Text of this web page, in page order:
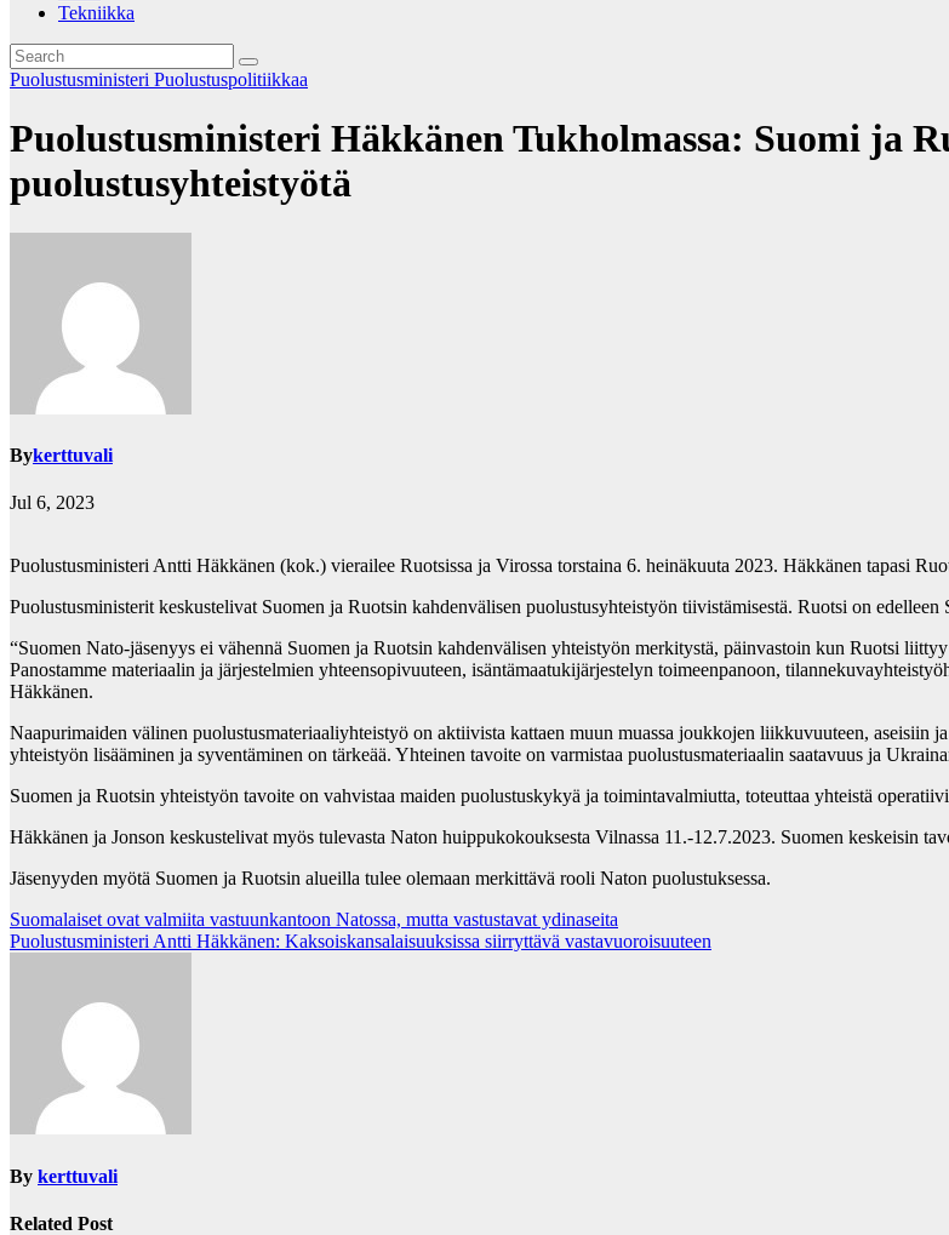
Tekniikka
Puolustusministeri Puolustuspolitiikkaa
Puolustusministeri Häkkänen Tukholmassa: Suomi ja
puolustusyhteistyötä
Bykerttuvali
Jul 6, 2023
Puolustusministeri Antti Häkkänen (kok.) vierailee Ruotsissa ja Virossa torstaina 6. heinäkuuta 2023. Häkkänen tapasi
Puolustusministerit keskustelivat Suomen ja Ruotsin kahdenvälisen puolustusyhteistyön tiivistämisestä. Ruotsi on
“Suomen Nato-jäsenyys ei vähennä Suomen ja Ruotsin kahdenvälisen yhteistyön merkitystä, päinvastoin kun Ruotsi
Panostamme materiaalin ja järjestelmien yhteensopivuuteen, isäntämaatukijärjestelyn toimeenpanoon,
Häkkänen.
Naapurimaiden välinen puolustusmateriaaliyhteistyö on aktiivista kattaen muun muassa joukkojen liikkuvuuteen,
yhteistyön lisääminen ja syventäminen on tärkeää. Yhteinen tavoite on varmistaa puolustusmateriaalin saatavuus ja
Suomen ja Ruotsin yhteistyön tavoite on vahvistaa maiden puolustuskykyä ja toimintavalmiutta, toteuttaa yhteistä
Häkkänen ja Jonson keskustelivat myös tulevasta Naton huippukokouksesta Vilnassa 11.-12.7.2023. Suomen keskeisin
Jäsenyyden myötä Suomen ja Ruotsin alueilla tulee olemaan merkittävä rooli Naton puolustuksessa.
Post
navigation
Suomalaiset ovat valmiita vastuunkantoon Natossa, mutta vastustavat ydinaseita
Puolustusministeri Antti Häkkänen: Kaksoiskansalaisuuksissa siirryttävä vastavuoroisuuteen
By kerttuvali
Related Post